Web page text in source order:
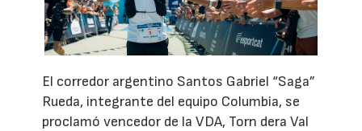
El corredor argentino Santos Gabriel “Saga”
Rueda, integrante del equipo Columbia, se
proclamó vencedor de la VDA, Torn dera Val